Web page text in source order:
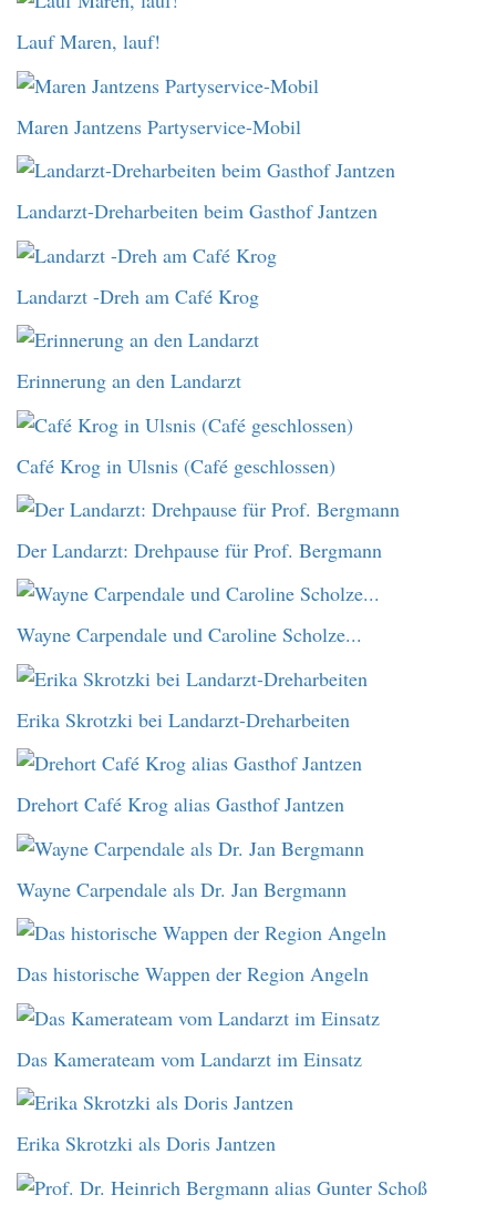
Lauf Maren, lauf!
Maren Jantzens Partyservice-Mobil
Landarzt-Dreharbeiten beim Gasthof Jantzen
Landarzt -Dreh am Café Krog
Erinnerung an den Landarzt
Café Krog in Ulsnis (Café geschlossen)
Der Landarzt: Drehpause für Prof. Bergmann
Wayne Carpendale und Caroline Scholze...
Erika Skrotzki bei Landarzt-Dreharbeiten
Drehort Café Krog alias Gasthof Jantzen
Wayne Carpendale als Dr. Jan Bergmann
Das historische Wappen der Region Angeln
Das Kamerateam vom Landarzt im Einsatz
Erika Skrotzki als Doris Jantzen